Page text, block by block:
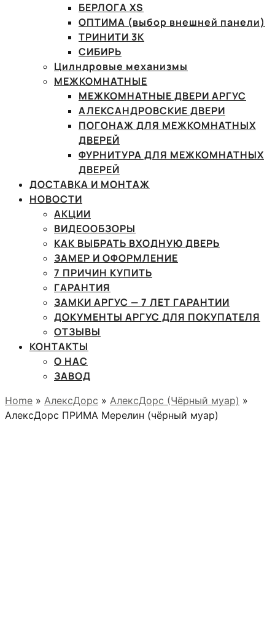
БЕРЛОГА XS
ОПТИМА (выбор внешней панели)
ТРИНИТИ 3К
СИБИРЬ
Цилндровые механизмы
МЕЖКОМНАТНЫЕ
МЕЖКОМНАТНЫЕ ДВЕРИ АРГУС
АЛЕКСАНДРОВСКИЕ ДВЕРИ
ПОГОНАЖ ДЛЯ МЕЖКОМНАТНЫХ
ДВЕРЕЙ
ФУРНИТУРА ДЛЯ МЕЖКОМНАТНЫХ
ДВЕРЕЙ
ДОСТАВКА И МОНТАЖ
НОВОСТИ
АКЦИИ
ВИДЕООБЗОРЫ
КАК ВЫБРАТЬ ВХОДНУЮ ДВЕРЬ
ЗАМЕР И ОФОРМЛЕНИЕ
7 ПРИЧИН КУПИТЬ
ГАРАНТИЯ
ЗАМКИ АРГУС — 7 ЛЕТ ГАРАНТИИ
ДОКУМЕНТЫ АРГУС ДЛЯ ПОКУПАТЕЛЯ
ОТЗЫВЫ
КОНТАКТЫ
О НАС
ЗАВОД
Home » АлексДорс » АлексДорс (Чёрный муар) »
АлексДорс ПРИМА Мерелин (чёрный муар)